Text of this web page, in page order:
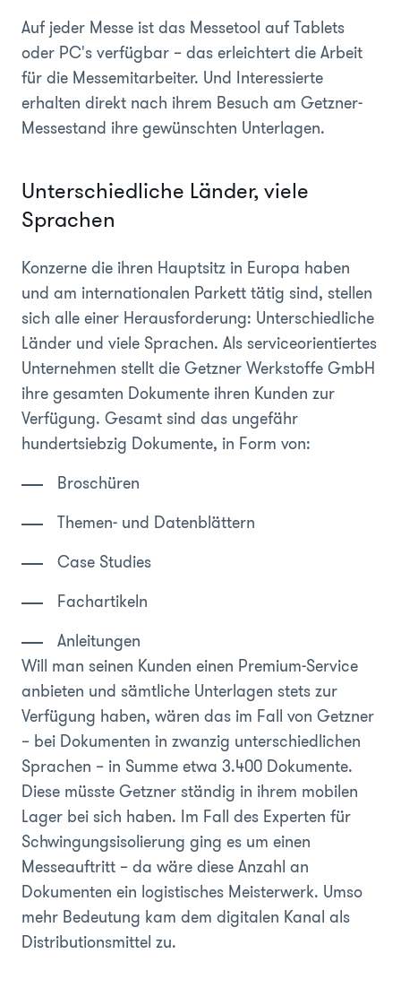
Auf jeder Messe ist das Messetool auf Tablets
oder PC's verfügbar – das erleichtert die Arbeit
für die Messemitarbeiter. Und Interessierte
erhalten direkt nach ihrem Besuch am Getzner-
Messestand ihre gewünschten Unterlagen.
Unterschiedliche Länder, viele
Sprachen
Konzerne die ihren Hauptsitz in Europa haben
und am internationalen Parkett tätig sind, stellen
sich alle einer Herausforderung: Unterschiedliche
Länder und viele Sprachen. Als serviceorientiertes
Unternehmen stellt die Getzner Werkstoffe GmbH
ihre gesamten Dokumente ihren Kunden zur
Verfügung. Gesamt sind das ungefähr
hundertsiebzig Dokumente, in Form von:
Broschüren
Themen- und Datenblättern
Case Studies
Fachartikeln
Anleitungen
Will man seinen Kunden einen Premium-Service
anbieten und sämtliche Unterlagen stets zur
Verfügung haben, wären das im Fall von Getzner
– bei Dokumenten in zwanzig unterschiedlichen
Sprachen – in Summe etwa 3.400 Dokumente.
Diese müsste Getzner ständig in ihrem mobilen
Lager bei sich haben. Im Fall des Experten für
Schwingungsisolierung ging es um einen
Messeauftritt – da wäre diese Anzahl an
Dokumenten ein logistisches Meisterwerk. Umso
mehr Bedeutung kam dem digitalen Kanal als
Distributionsmittel zu.